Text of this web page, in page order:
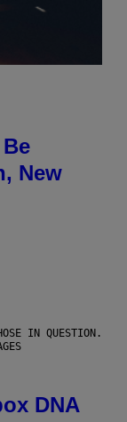
New
IN QUESTION.
DNA